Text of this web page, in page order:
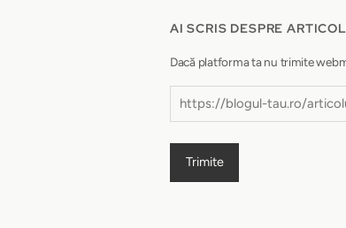
AI SCRIS DESPRE
Dacă platforma ta nu trimite
Trimite